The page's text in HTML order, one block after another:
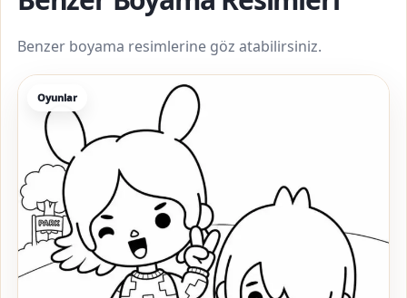
Benzer boyama resimlerine göz atabilirsiniz.
Oyunlar